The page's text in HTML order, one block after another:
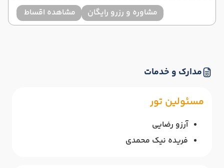
مشاوره و رزرو رایگان مشاهده اقساط
مدارک و خدمات
مسئولین تور
آرزو رضایی
فریده نیک محمدی